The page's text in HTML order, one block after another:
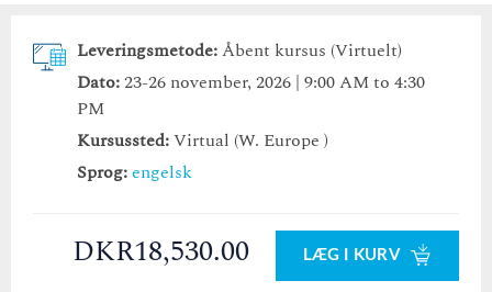
Leveringsmetode:Åbent kursus (Virtuelt)
Dato:23-26 november, 2026 | 9:00 AM to 4:30
PM
Kursussted:Virtual (W. Europe )
Sprog:engelsk
DKR18,530.00 LÆG I KURV